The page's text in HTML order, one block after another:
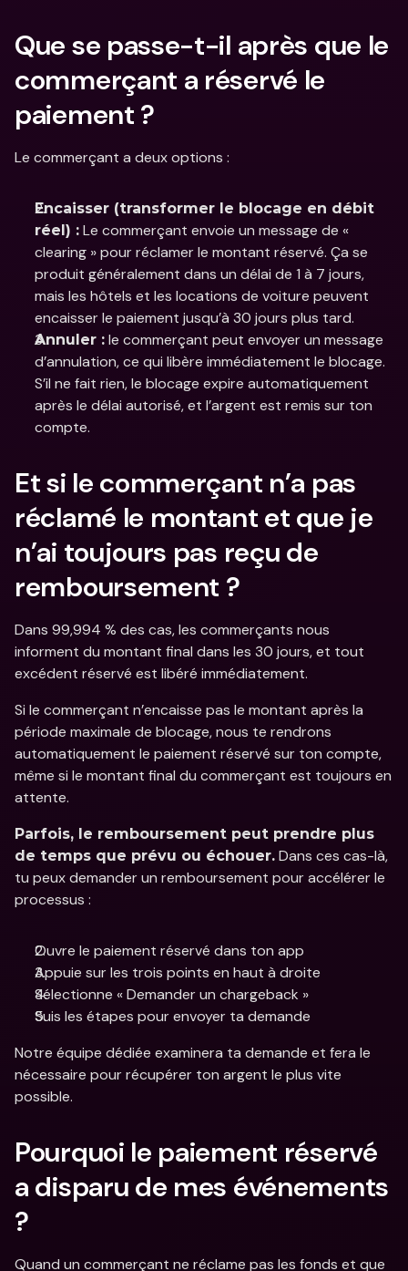
Que se passe-t-il après que le
commerçant a réservé le
paiement ?
Le commerçant a deux options :
Encaisser (transformer le blocage en débit
réel) : Le commerçant envoie un message de «
clearing » pour réclamer le montant réservé. Ça se
produit généralement dans un délai de 1 à 7 jours,
mais les hôtels et les locations de voiture peuvent
encaisser le paiement jusqu’à 30 jours plus tard.
Annuler : le commerçant peut envoyer un message
d’annulation, ce qui libère immédiatement le blocage.
S’il ne fait rien, le blocage expire automatiquement
après le délai autorisé, et l’argent est remis sur ton
compte.
Et si le commerçant n’a pas
réclamé le montant et que je
n’ai toujours pas reçu de
remboursement ?
Dans 99,994 % des cas, les commerçants nous
informent du montant final dans les 30 jours, et tout
excédent réservé est libéré immédiatement.
Si le commerçant n’encaisse pas le montant après la
période maximale de blocage, nous te rendrons
automatiquement le paiement réservé sur ton compte,
même si le montant final du commerçant est toujours en
attente.
Parfois, le remboursement peut prendre plus
de temps que prévu ou échouer. Dans ces cas-là,
tu peux demander un remboursement pour accélérer le
processus :
Ouvre le paiement réservé dans ton app
Appuie sur les trois points en haut à droite
Sélectionne « Demander un chargeback »
Suis les étapes pour envoyer ta demande
Notre équipe dédiée examinera ta demande et fera le
nécessaire pour récupérer ton argent le plus vite
possible.
Pourquoi le paiement réservé
a disparu de mes événements
?
Quand un commerçant ne réclame pas les fonds et que